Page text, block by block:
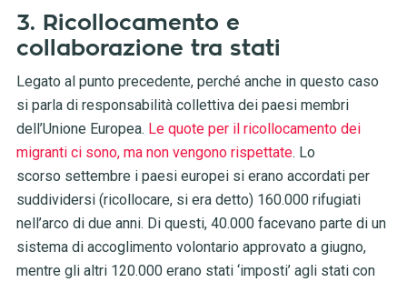
3. Ricollocamento e
collaborazione tra stati
Legato al punto precedente, perché anche in questo caso
si parla di responsabilità collettiva dei paesi membri
dell’Unione Europea. Le quote per il ricollocamento dei
migranti ci sono, ma non vengono rispettate. Lo
scorso settembre i paesi europei si erano accordati per
suddividersi (ricollocare, si era detto) 160.000 rifugiati
nell’arco di due anni. Di questi, 40.000 facevano parte di un
sistema di accoglimento volontario approvato a giugno,
mentre gli altri 120.000 erano stati ‘imposti’ agli stati con